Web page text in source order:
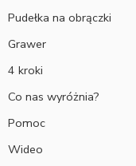
Pudełka na obrączki
Grawer
4 kroki
Co nas wyróżnia?
Pomoc
Wideo